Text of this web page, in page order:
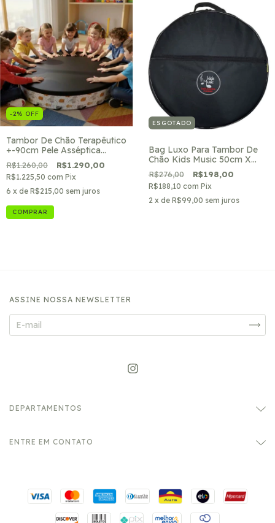
-2% OFF
Tambor De Chão Terapêutico
+-90cm Pele Asséptica
Bichinhos Kids Music
R$1.260,00 R$1.290,00
R$1.225,50 com Pix
6 x de R$215,00 sem juros
COMPRAR
ESGOTADO
Bag Luxo Para Tambor De
Chão Kids Music 50cm X
50cm X 16cm
R$276,00 R$198,00
R$188,10 com Pix
2 x de R$99,00 sem juros
ASSINE NOSSA NEWSLETTER
DEPARTAMENTOS
ENTRE EM CONTATO